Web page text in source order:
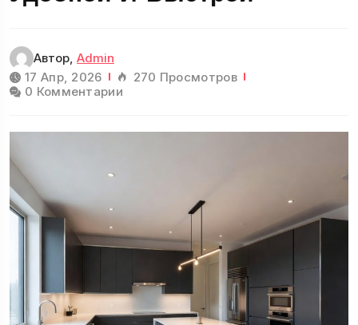
Гостиная
Автор, Admin
17 Апр, 2026
270 Просмотров
0 Комментарии